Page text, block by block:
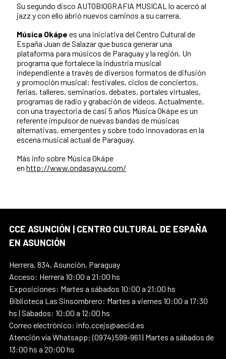
Su segundo disco AUTOBIOGRAFIA MUSICAL lo acercó al
jazz y con ello abrió nuevos caminos a su carrera.
Música Okápe es una iniciativa del Centro Cultural de
España Juan de Salazar que busca generar una
plataforma para músicos de Paraguay y la región. Un
programa que fortalece la industria musical
independiente a través de diversos formatos de difusión
y promoción musical: festivales, ciclos de conciertos,
ferias, talleres, seminarios, debates, portales virtuales,
programas de radio y grabación de vídeos. Actualmente,
con una trayectoria de casi 5 años Música Okápe es un
referente impulsor de nuevas bandas de músicas
alternativas, emergentes y sobre todo innovadoras en la
escena musical actual de Paraguay.
Más info sobre Música Okápe
en http://www.ondasayvu.com/
CCE ASUNCIÓN | CENTRO CULTURAL DE ESPAÑA
EN ASUNCIÓN
Herrera, 834, Asunción, Paraguay
Acceso: Herrera 10:00 a 21:00 hs
Exposiciones: Martes a sábados 10:00 a 21:00 hs
Biblioteca Las Sinsombrero: Martes a viernes 10:00 a 17:30
hs | Sábados: 10:00 a 12:00 hs
Correo electrónico: info.ccejs@aecid.es
Atención vía Whatsapp: (0974) 599-961 | Martes a sábados de
13:00 hs a 20:00 hs